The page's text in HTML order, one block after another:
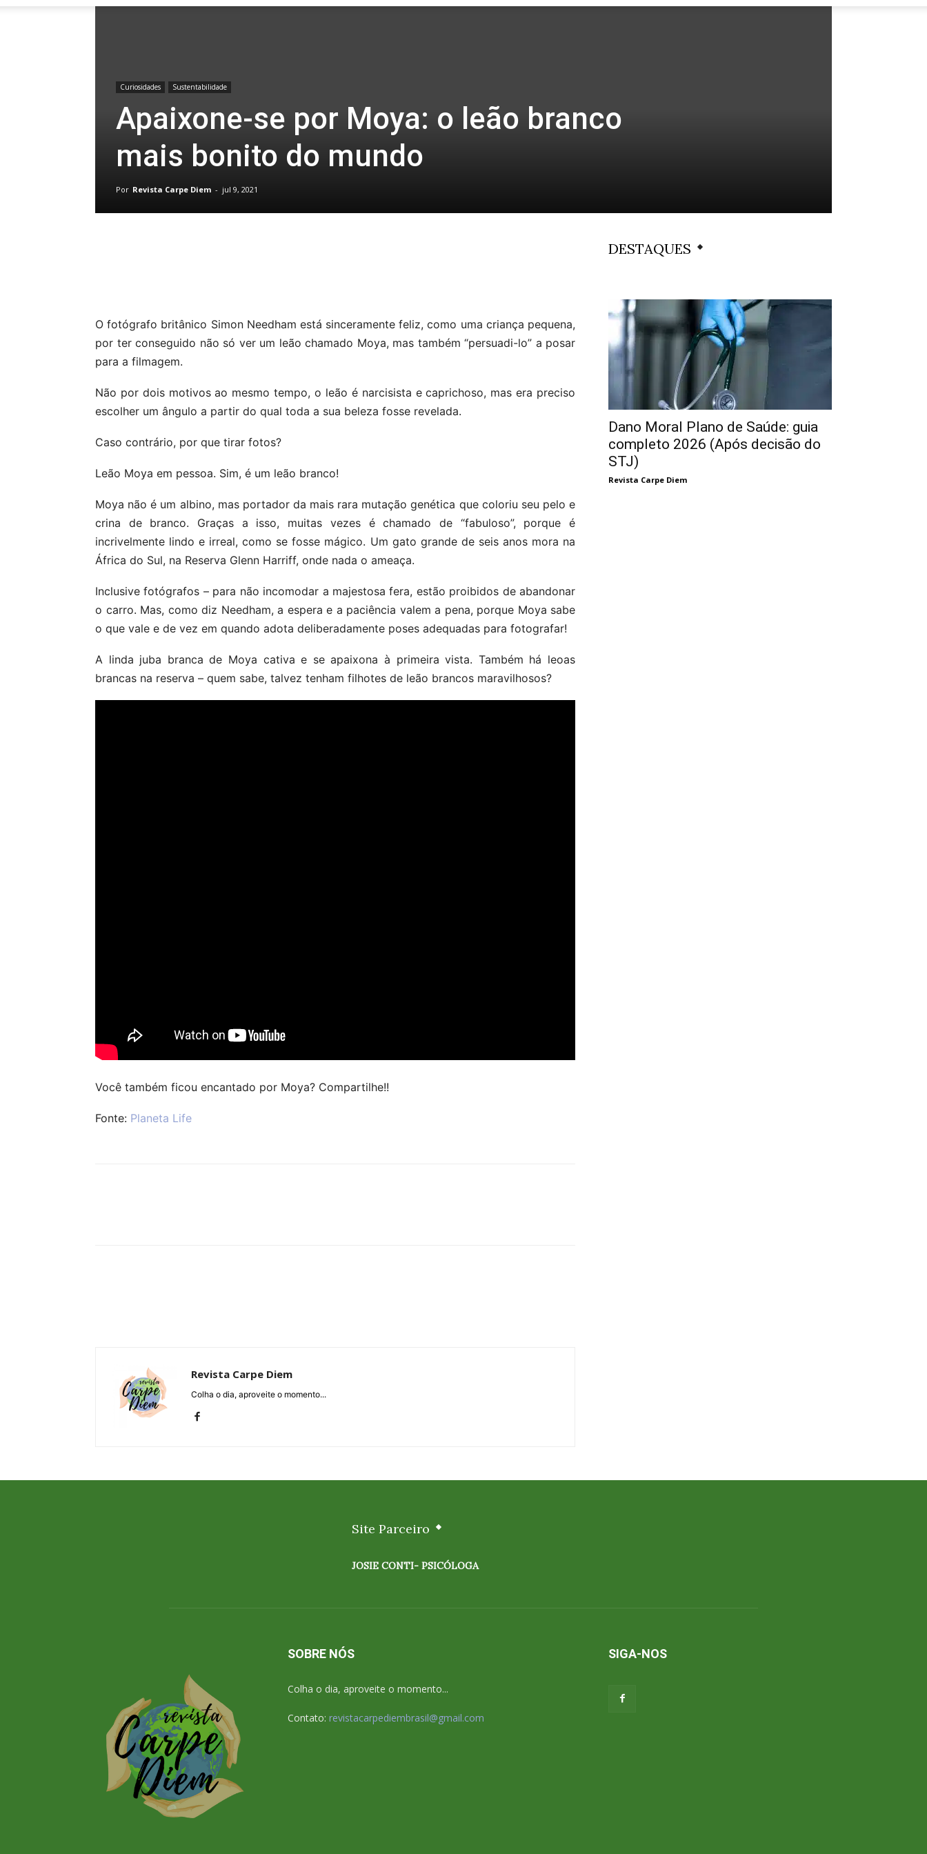
Carpe
Curiosidades Sustentabilidade
Apaixone-se por Moya: o leão branco
mais bonito do mundo
Por Revista Carpe Diem - jul 9, 2021
O fotógrafo britânico Simon Needham está sinceramente feliz, como uma criança pequena,
por ter conseguido não só ver um leão chamado Moya, mas também “persuadi-lo” a posar
para a filmagem.
Não por dois motivos ao mesmo tempo, o leão é narcisista e caprichoso, mas era preciso
escolher um ângulo a partir do qual toda a sua beleza fosse revelada.
Caso contrário, por que tirar fotos?
Leão Moya em pessoa. Sim, é um leão branco!
Moya não é um albino, mas portador da mais rara mutação genética que coloriu seu pelo e
crina de branco. Graças a isso, muitas vezes é chamado de “fabuloso”, porque é
incrivelmente lindo e irreal, como se fosse mágico. Um gato grande de seis anos mora na
África do Sul, na Reserva Glenn Harriff, onde nada o ameaça.
Inclusive fotógrafos – para não incomodar a majestosa fera, estão proibidos de abandonar
o carro. Mas, como diz Needham, a espera e a paciência valem a pena, porque Moya sabe
o que vale e de vez em quando adota deliberadamente poses adequadas para fotografar!
A linda juba branca de Moya cativa e se apaixona à primeira vista. Também há leoas
brancas na reserva – quem sabe, talvez tenham filhotes de leão brancos maravilhosos?
Você também ficou encantado por Moya? Compartilhe!!
Fonte: Planeta Life
Revista Carpe Diem
Colha o dia, aproveite o momento...
DESTAQUES
Dano Moral Plano de Saúde: guia
completo 2026 (Após decisão do
STJ)
Revista Carpe Diem
Site Parceiro
JOSIE CONTI- PSICÓLOGA
SOBRE NÓS
Colha o dia, aproveite o momento...
Contato: revistacarpediembrasil@gmail.com
SIGA-NOS